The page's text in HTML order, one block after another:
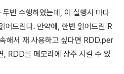
번 수행하였는데, 이 실행시 마다
드린다. 만약에, 한번 읽어드린 R
해서 재 사용하고 싶다면 RDD.per
RDD를 메모리에 상주 시킬 수 있